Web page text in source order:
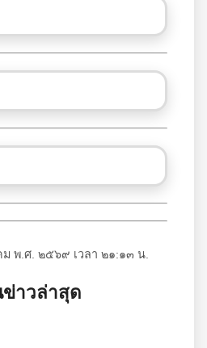
ม พ.ศ. ๒๕๖๙ เวลา ๒๑:๑๓ น.
าวล่าสุด